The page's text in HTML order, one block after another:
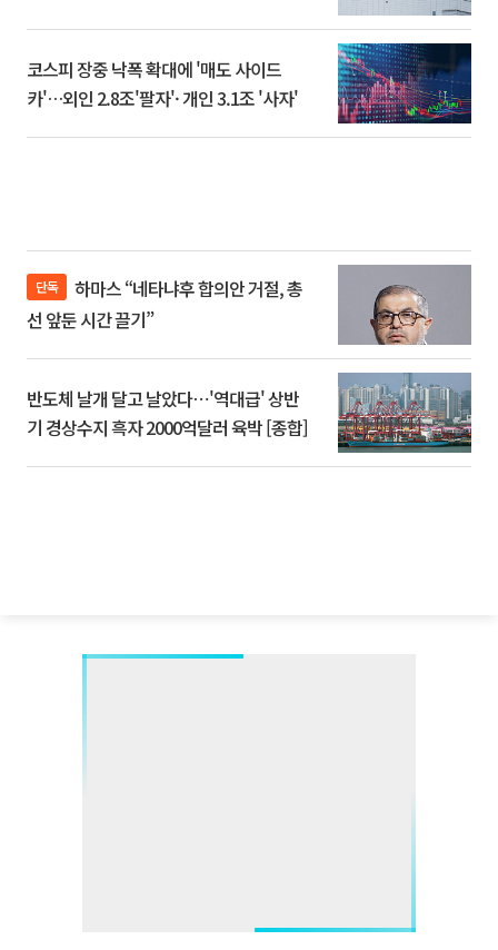
코스피 장중 낙폭 확대에 '매도 사이드
카'…외인 2.8조'팔자'· 개인 3.1조 '사자'
단독
선 앞둔 시간 끌기”
반도체 날개 달고 날았다⋯'역대급' 상반
기 경상수지 흑자 2000억달러 육박 [종합]